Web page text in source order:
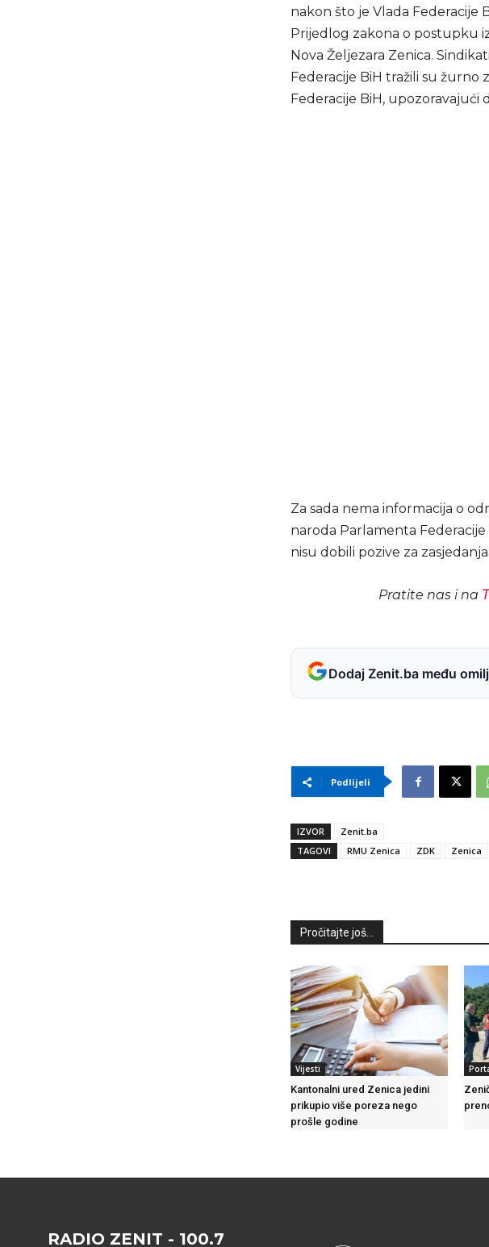
nakon što je Vlada
Prijedlog zakona o postupku
Nova Željezara Zenica.
Federacije BiH tražili su žurno
Federacije BiH,
Za sada nema informacija o
naroda Parlamenta Federacije
nisu dobili pozive za zasjedanja.
Pratite nas i na
Dodaj Zenit.ba među
Podlijeli
IZVOR
Zenit.ba
TAGOVI
RMU Zenica ZDK Zenica
Pročitajte još...
Vijesti
Kantonalni ured Zenica jedini
prikupio više poreza nego
prošle godine
RADIO ZENIT - 100.7